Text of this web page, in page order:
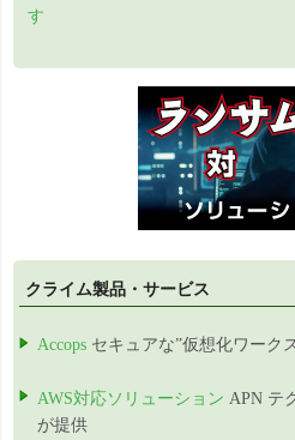
す
クライム製品・サービス
Accops セキュアな”仮想化ワーク
AWS対応ソリューション APN テ
が提供